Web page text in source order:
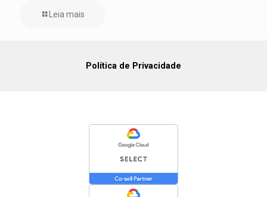
Leia mais
Política de Privacidade